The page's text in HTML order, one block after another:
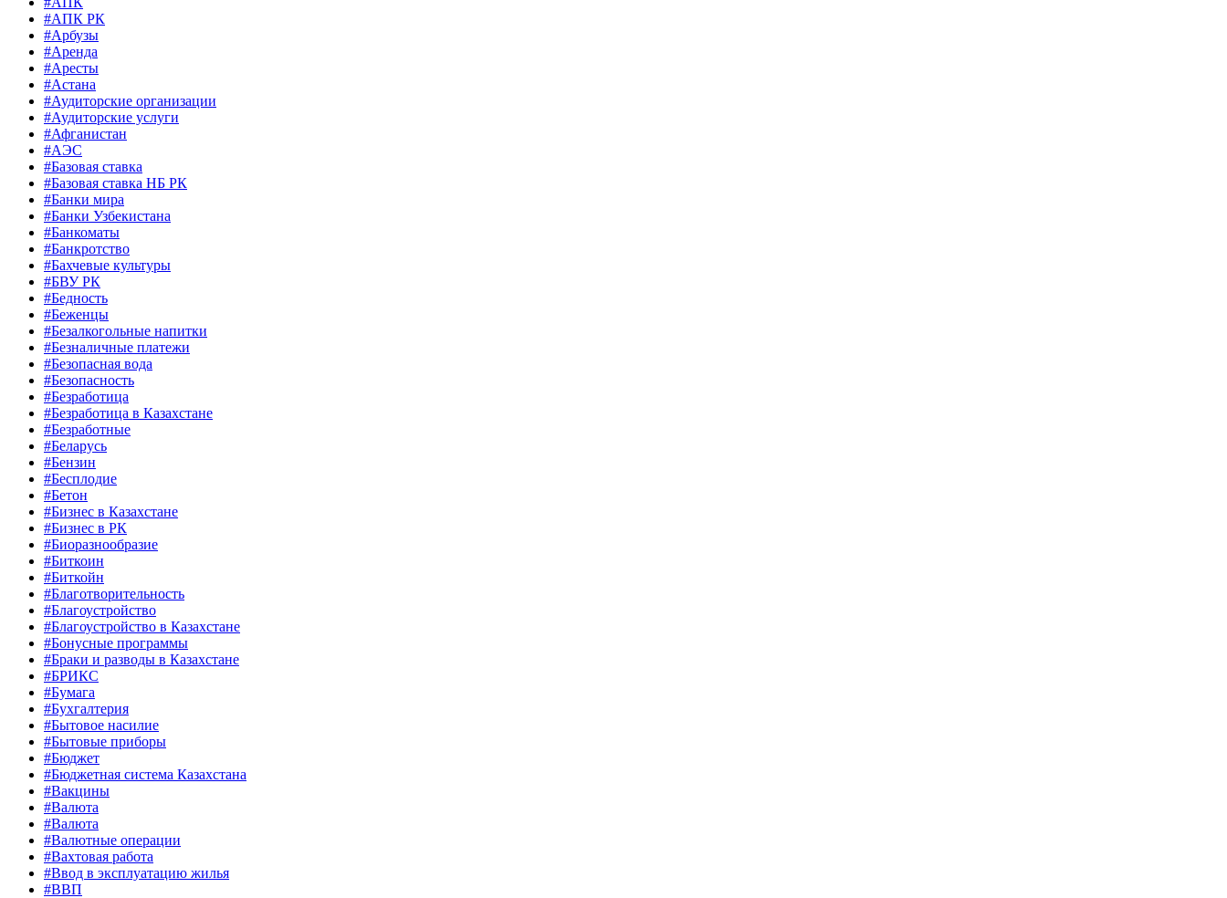
#АПК РК
#Арбузы
#Аренда
#Аресты
#Астана
#Аудиторские организации
#Аудиторские услуги
#Афганистан
#АЭС
#Базовая ставка
#Базовая ставка НБ РК
#Банки мира
#Банки Узбекистана
#Банкоматы
#Банкротство
#Бахчевые культуры
#БВУ РК
#Бедность
#Беженцы
#Безалкогольные напитки
#Безналичные платежи
#Безопасная вода
#Безопасность
#Безработица
#Безработица в Казахстане
#Безработные
#Беларусь
#Бензин
#Бесплодие
#Бетон
#Бизнес в Казахстане
#Бизнес в РК
#Биоразнообразие
#Биткоин
#Биткойн
#Благотворительность
#Благоустройство
#Благоустройство в Казахстане
#Бонусные программы
#Браки и разводы в Казахстане
#БРИКС
#Бумага
#Бухгалтерия
#Бытовое насилие
#Бытовые приборы
#Бюджет
#Бюджетная система Казахстана
#Вакцины
#Валюта
#Валюта
#Валютные операции
#Вахтовая работа
#Ввод в эксплуатацию жилья
#ВВП